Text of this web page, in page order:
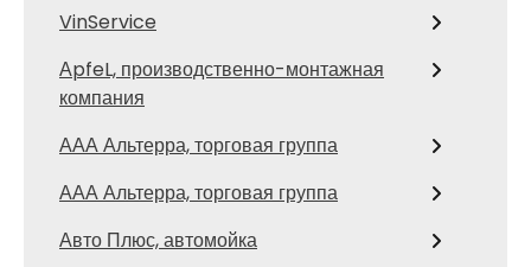
VinService
АpfeL, производственно-монтажная
компания
ААА Альтерра, торговая группа
ААА Альтерра, торговая группа
Авто Плюс, автомойка